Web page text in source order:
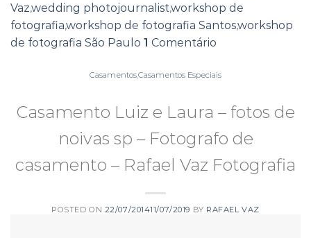
Vaz,wedding photojournalist,workshop de
fotografia,workshop de fotografia Santos,workshop
de fotografia São Paulo 1 Comentário
CasamentosCasamentos Especiais
Casamento Luiz e Laura – fotos de
noivas sp – Fotografo de
casamento – Rafael Vaz Fotografia
POSTED ON 22/07/201411/07/2019 BY RAFAEL VAZ